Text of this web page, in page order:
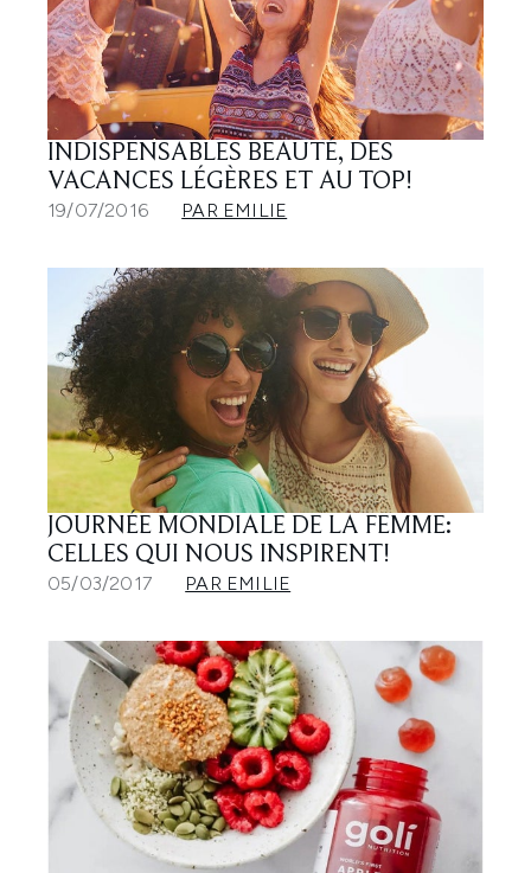
INDISPENSABLES BEAUTÉ, DES
VACANCES LÉGÈRES ET AU TOP!
19/07/2016 PAR EMILIE
JOURNÉE MONDIALE DE LA FEMME:
CELLES QUI NOUS INSPIRENT!
05/03/2017 PAR EMILIE